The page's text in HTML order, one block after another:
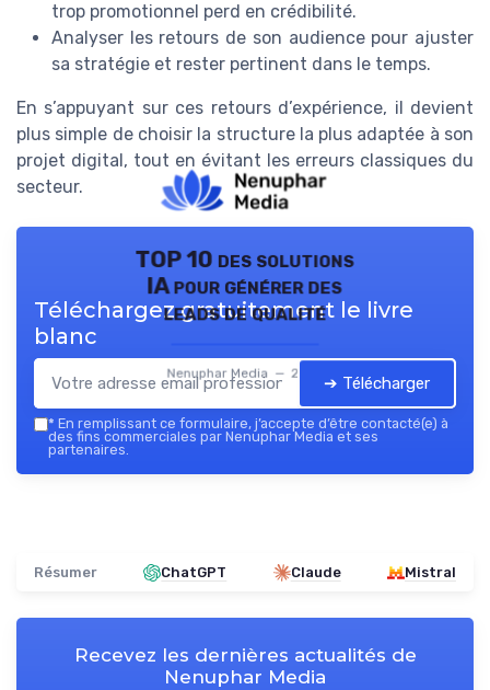
trop promotionnel perd en crédibilité.
Analyser les retours de son audience pour ajuster
sa stratégie et rester pertinent dans le temps.
En s’appuyant sur ces retours d’expérience, il devient
plus simple de choisir la structure la plus adaptée à son
projet digital, tout en évitant les erreurs classiques du
secteur.
TOP 10 des solutions
IA pour générer des
leads de qualité
Nenuphar Media — 2026
Téléchargez gratuitement le livre
blanc
➔ Télécharger
* En remplissant ce formulaire, j’accepte d’être contacté(e) à
des fins commerciales par Nenuphar Media et ses
partenaires.
Résumer ChatGPT Claude Mistral
Recevez les dernières actualités de
Nenuphar Media